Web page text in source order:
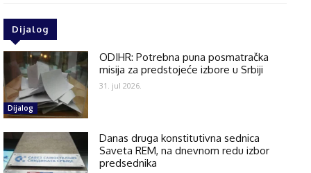
Dijalog
Dijalog
ODIHR: Potrebna puna posmatračka
misija za predstojeće izbore u Srbiji
31. jul 2026.
Danas druga konstitutivna sednica
Saveta REM, na dnevnom redu izbor
predsednika